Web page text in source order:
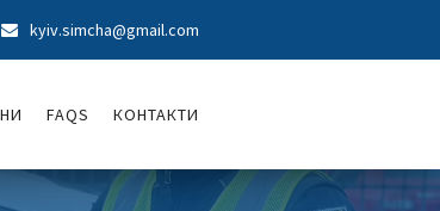
 kyiv.simcha@gmail.com
FAQS КОНТАКТИ